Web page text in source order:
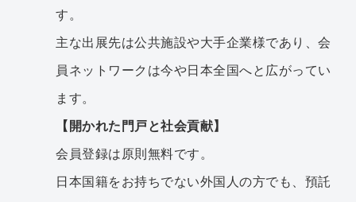
す。
主な出展先は公共施設や大手企業様であり、会
員ネットワークは今や日本全国へと広がってい
ます。
【開かれた門戸と社会貢献】
会員登録は原則無料です。
日本国籍をお持ちでない外国人の方でも、預託